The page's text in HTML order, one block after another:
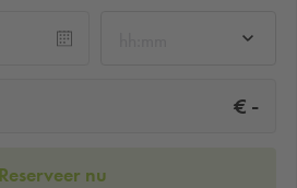
€ -
Reserveer nu